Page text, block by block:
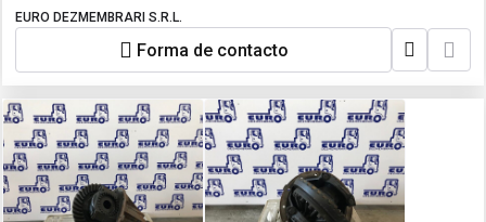
EURO DEZMEMBRARI S.R.L.
Forma de contacto